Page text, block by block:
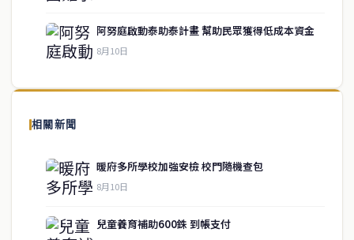
阿努庭啟動泰助泰計畫 幫助民眾獲得低成本資金
8月10日
相關新聞
暖府多所學校加強安檢 校門隨機查包
8月10日
兒童養育補助600銖 到帳支付
關於我們
泰國中文新聞（TCN）是一家總部設於曼谷的中文新聞媒體，致力於
供即時、客觀、多元的中文新聞內容。